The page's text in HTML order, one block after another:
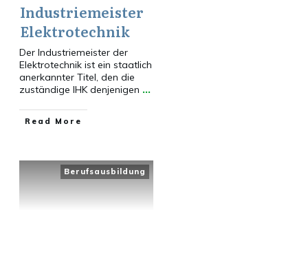
Industriemeister
Elektrotechnik
Der Industriemeister der
Elektrotechnik ist ein staatlich
anerkannter Titel, den die
zuständige IHK denjenigen ...
​Read More
Berufsausbildung